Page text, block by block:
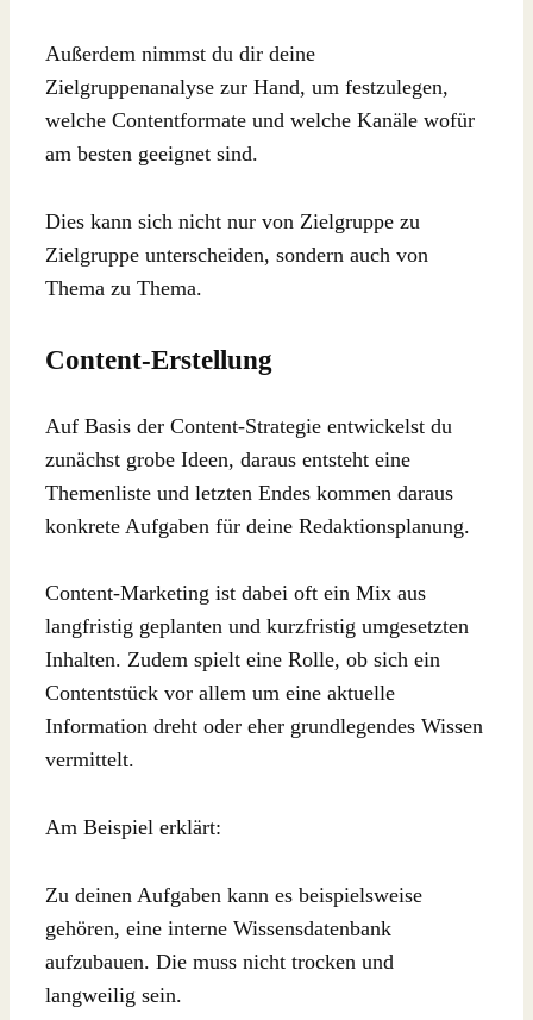
Außerdem nimmst du dir deine
Zielgruppenanalyse zur Hand, um festzulegen,
welche Contentformate und welche Kanäle wofür
am besten geeignet sind.
Dies kann sich nicht nur von Zielgruppe zu
Zielgruppe unterscheiden, sondern auch von
Thema zu Thema.
Content-Erstellung
Auf Basis der Content-Strategie entwickelst du
zunächst grobe Ideen, daraus entsteht eine
Themenliste und letzten Endes kommen daraus
konkrete Aufgaben für deine Redaktionsplanung.
Content-Marketing ist dabei oft ein Mix aus
langfristig geplanten und kurzfristig umgesetzten
Inhalten. Zudem spielt eine Rolle, ob sich ein
Contentstück vor allem um eine aktuelle
Information dreht oder eher grundlegendes Wissen
vermittelt.
Am Beispiel erklärt:
Zu deinen Aufgaben kann es beispielsweise
gehören, eine interne Wissensdatenbank
aufzubauen. Die muss nicht trocken und
langweilig sein.